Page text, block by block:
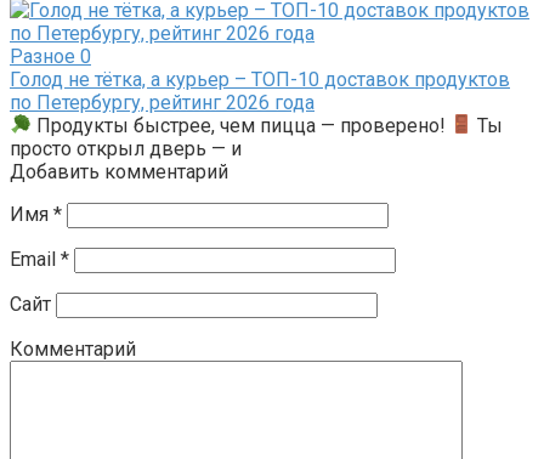
Разное 0
Голод не тётка, а курьер – ТОП-10 доставок продуктов
по Петербургу, рейтинг 2026 года
Продукты быстрее, чем пицца — проверено!
Ты
просто открыл дверь — и
Добавить комментарий
Имя *
Email *
Сайт
Комментарий